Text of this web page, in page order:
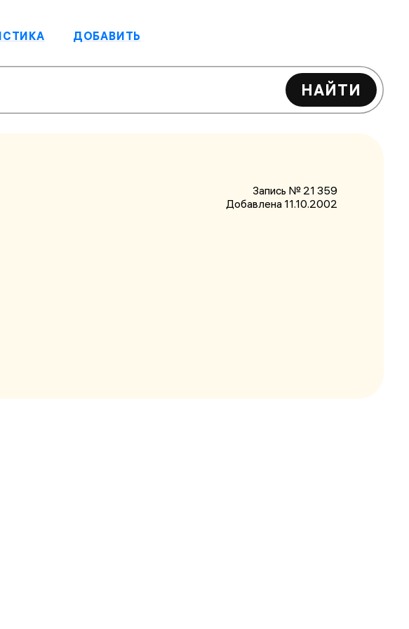
ДОБАВИТЬ
НАЙТИ
Запись № 21 359
Добавлена 11.10.2002